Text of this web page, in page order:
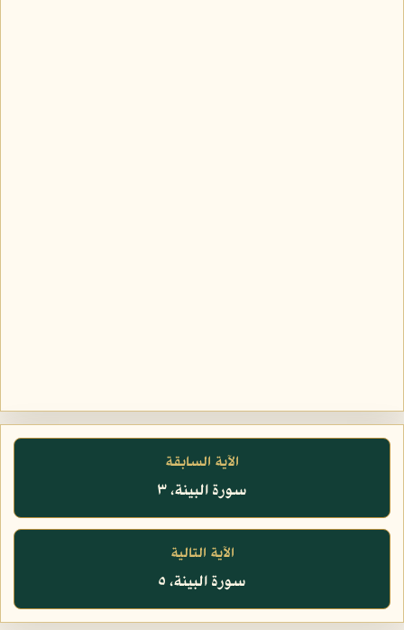
الآية السابقة
سورة البينة، ٣
الآية التالية
سورة البينة، ٥